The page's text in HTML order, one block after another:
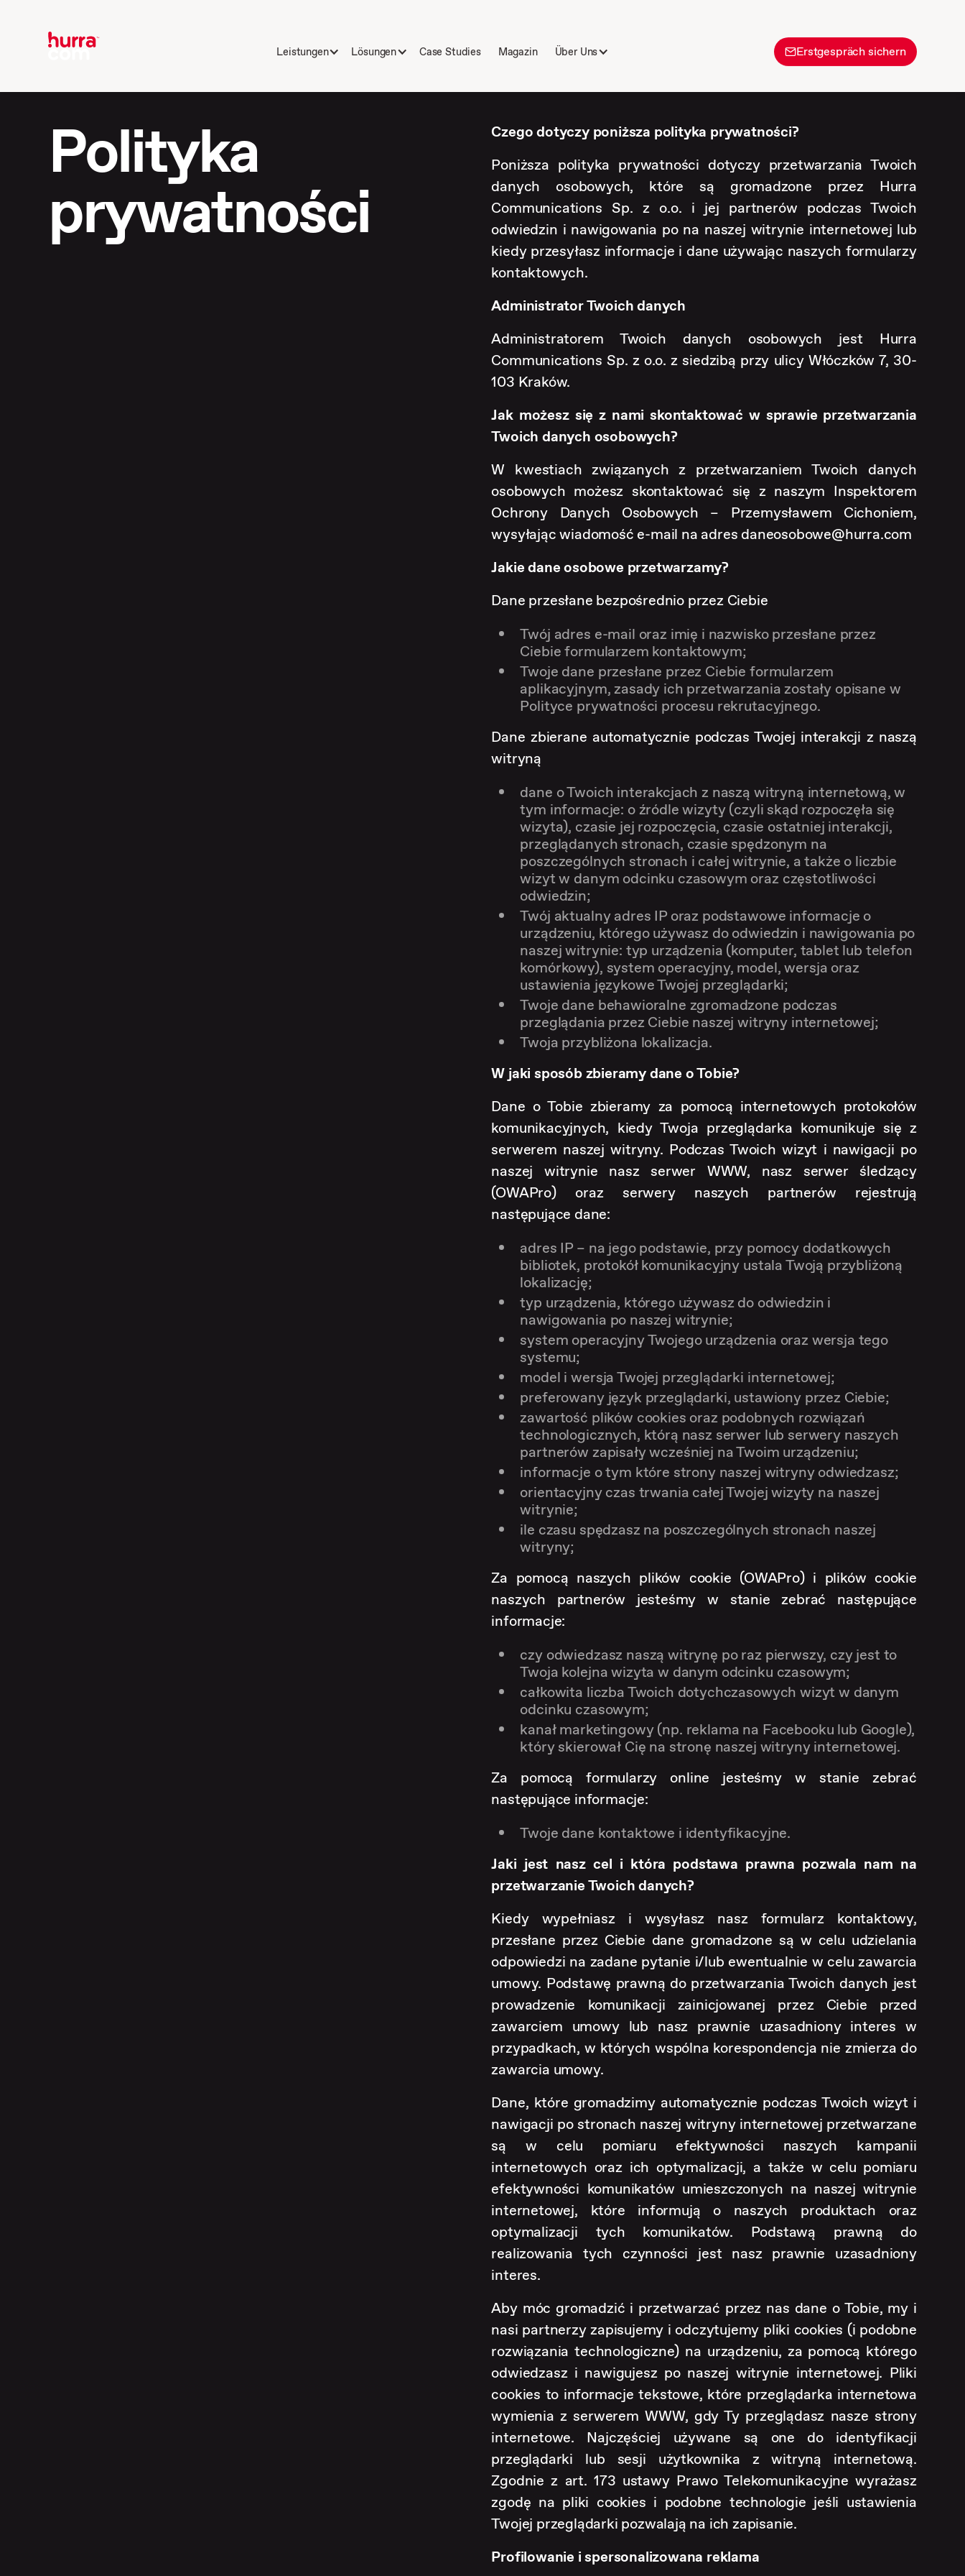
Leistungen Lösungen Case Studies Magazin Über Uns Erstgespräch sichern
Polityka
prywatności
Czego dotyczy poniższa polityka prywatności?
Poniższa polityka prywatności dotyczy przetwarzania Twoich
danych osobowych, które są gromadzone przez Hurra
Communications Sp. z o.o. i jej partnerów podczas Twoich
odwiedzin i nawigowania po na naszej witrynie internetowej lub
kiedy przesyłasz informacje i dane używając naszych formularzy
kontaktowych.
Administrator Twoich danych
Administratorem Twoich danych osobowych jest Hurra
Communications Sp. z o.o. z siedzibą przy ulicy Włóczków 7, 30-
103 Kraków.
Jak możesz się z nami skontaktować w sprawie przetwarzania
Twoich danych osobowych?
W kwestiach związanych z przetwarzaniem Twoich danych
osobowych możesz skontaktować się z naszym Inspektorem
Ochrony Danych Osobowych – Przemysławem Cichoniem,
wysyłając wiadomość e-mail na adres daneosobowe@hurra.com
Jakie dane osobowe przetwarzamy?
Dane przesłane bezpośrednio przez Ciebie
Twój adres e-mail oraz imię i nazwisko przesłane przez
Ciebie formularzem kontaktowym;
Twoje dane przesłane przez Ciebie formularzem
aplikacyjnym, zasady ich przetwarzania zostały opisane w
Polityce prywatności procesu rekrutacyjnego.
Dane zbierane automatycznie podczas Twojej interakcji z naszą
witryną
dane o Twoich interakcjach z naszą witryną internetową, w
tym informacje: o źródle wizyty (czyli skąd rozpoczęła się
wizyta), czasie jej rozpoczęcia, czasie ostatniej interakcji,
przeglądanych stronach, czasie spędzonym na
poszczególnych stronach i całej witrynie, a także o liczbie
wizyt w danym odcinku czasowym oraz częstotliwości
odwiedzin;
Twój aktualny adres IP oraz podstawowe informacje o
urządzeniu, którego używasz do odwiedzin i nawigowania po
naszej witrynie: typ urządzenia (komputer, tablet lub telefon
komórkowy), system operacyjny, model, wersja oraz
ustawienia językowe Twojej przeglądarki;
Twoje dane behawioralne zgromadzone podczas
przeglądania przez Ciebie naszej witryny internetowej;
Twoja przybliżona lokalizacja.
W jaki sposób zbieramy dane o Tobie?
Dane o Tobie zbieramy za pomocą internetowych protokołów
komunikacyjnych, kiedy Twoja przeglądarka komunikuje się z
serwerem naszej witryny. Podczas Twoich wizyt i nawigacji po
naszej witrynie nasz serwer WWW, nasz serwer śledzący
(OWAPro) oraz serwery naszych partnerów rejestrują
następujące dane:
adres IP – na jego podstawie, przy pomocy dodatkowych
bibliotek, protokół komunikacyjny ustala Twoją przybliżoną
lokalizację;
typ urządzenia, którego używasz do odwiedzin i
nawigowania po naszej witrynie;
system operacyjny Twojego urządzenia oraz wersja tego
systemu;
model i wersja Twojej przeglądarki internetowej;
preferowany język przeglądarki, ustawiony przez Ciebie;
zawartość plików cookies oraz podobnych rozwiązań
technologicznych, którą nasz serwer lub serwery naszych
partnerów zapisały wcześniej na Twoim urządzeniu;
informacje o tym które strony naszej witryny odwiedzasz;
orientacyjny czas trwania całej Twojej wizyty na naszej
witrynie;
ile czasu spędzasz na poszczególnych stronach naszej
witryny;
Za pomocą naszych plików cookie (OWAPro) i plików cookie
naszych partnerów jesteśmy w stanie zebrać następujące
informacje:
czy odwiedzasz naszą witrynę po raz pierwszy, czy jest to
Twoja kolejna wizyta w danym odcinku czasowym;
całkowita liczba Twoich dotychczasowych wizyt w danym
odcinku czasowym;
kanał marketingowy (np. reklama na Facebooku lub Google),
który skierował Cię na stronę naszej witryny internetowej.
Za pomocą formularzy online jesteśmy w stanie zebrać
następujące informacje:
Twoje dane kontaktowe i identyfikacyjne.
Jaki jest nasz cel i która podstawa prawna pozwala nam na
przetwarzanie Twoich danych?
Kiedy wypełniasz i wysyłasz nasz formularz kontaktowy,
przesłane przez Ciebie dane gromadzone są w celu udzielania
odpowiedzi na zadane pytanie i/lub ewentualnie w celu zawarcia
umowy. Podstawę prawną do przetwarzania Twoich danych jest
prowadzenie komunikacji zainicjowanej przez Ciebie przed
zawarciem umowy lub nasz prawnie uzasadniony interes w
przypadkach, w których wspólna korespondencja nie zmierza do
zawarcia umowy.
Dane, które gromadzimy automatycznie podczas Twoich wizyt i
nawigacji po stronach naszej witryny internetowej przetwarzane
są w celu pomiaru efektywności naszych kampanii
internetowych oraz ich optymalizacji, a także w celu pomiaru
efektywności komunikatów umieszczonych na naszej witrynie
internetowej, które informują o naszych produktach oraz
optymalizacji tych komunikatów. Podstawą prawną do
realizowania tych czynności jest nasz prawnie uzasadniony
interes.
Aby móc gromadzić i przetwarzać przez nas dane o Tobie, my i
nasi partnerzy zapisujemy i odczytujemy pliki cookies (i podobne
rozwiązania technologiczne) na urządzeniu, za pomocą którego
odwiedzasz i nawigujesz po naszej witrynie internetowej. Pliki
cookies to informacje tekstowe, które przeglądarka internetowa
wymienia z serwerem WWW, gdy Ty przeglądasz nasze strony
internetowe. Najczęściej używane są one do identyfikacji
przeglądarki lub sesji użytkownika z witryną internetową.
Zgodnie z art. 173 ustawy Prawo Telekomunikacyjne wyrażasz
zgodę na pliki cookies i podobne technologie jeśli ustawienia
Twojej przeglądarki pozwalają na ich zapisanie.
Profilowanie i spersonalizowana reklama